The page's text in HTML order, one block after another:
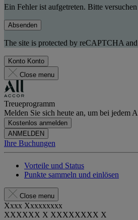
Ein Fehler ist aufgetreten. Bitte versuchen
Absenden
The site is protected by reCAPTCHA
Konto Konto
Close menu
Treueprogramm
Melden Sie sich heute an, um bei jedem
Kostenlos anmelden
ANMELDEN
Ihre Buchungen
Vorteile und Status
Punkte sammeln und einlösen
Close menu
Xxxx Xxxxxxxxx
XXXXXX X XXXXXXXX X